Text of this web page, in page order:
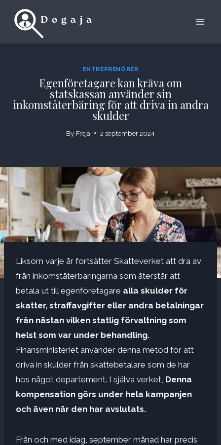
ENTREPRENÖRER
Egenföretagare kan kräva om
statskassan använder sin
inkomståterbäring för att driva in andra
skulder
By Freja 2 september 2024
Liksom varje år fortsätter Skatteverket att dra av
från inkomståterbäringarna som återstår att
betala ut till egenföretagare alla skulder för
skatter, straffavgifter eller andra betalningar
från nästan vilken statlig förvaltning som
helst som var under behandling.
Finansministeriet använder denna metod för att
driva in skulder från skattebetalare som de har
hos något departement. I själva verket, Denna
kompensation görs under hela kampanjen
och även när den har avslutats.
Från och med idag, september månad har precis